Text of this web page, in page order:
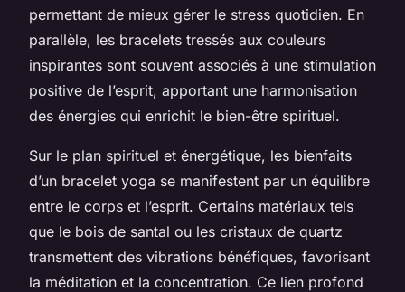
permettant de mieux gérer le stress quotidien. En
parallèle, les bracelets tressés aux couleurs
inspirantes sont souvent associés à une stimulation
positive de l’esprit, apportant une harmonisation
des énergies qui enrichit le bien-être spirituel.
Sur le plan spirituel et énergétique, les bienfaits
d’un bracelet yoga se manifestent par un équilibre
entre le corps et l’esprit. Certains matériaux tels
que le bois de santal ou les cristaux de quartz
transmettent des vibrations bénéfiques, favorisant
la méditation et la concentration. Ce lien profond